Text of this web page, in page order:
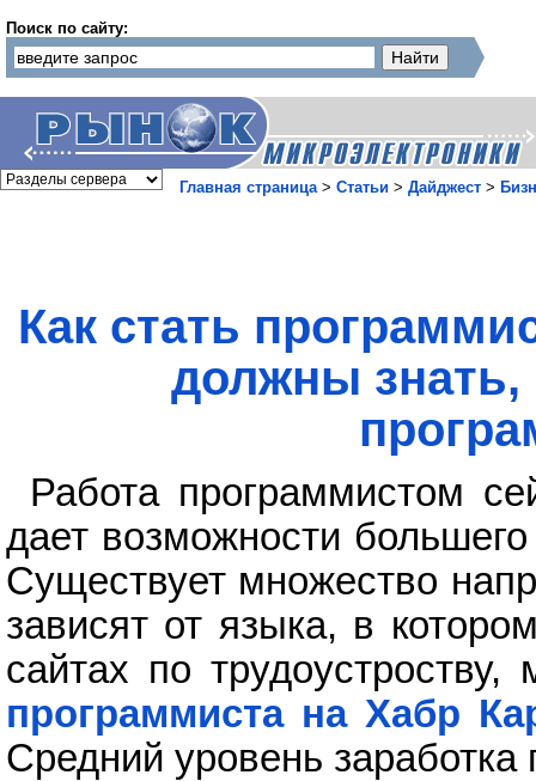
Поиск по сайту:
Главная страница> Статьи > Дайджест >
Как стать
должны знать,
Работа программистом
дает возможности
Существует множество
зависят от языка, в
сайтах по
программиста на Хабр
Средний уровень